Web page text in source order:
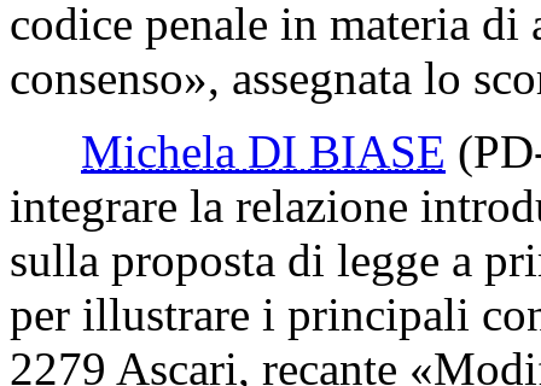
codice penale in materia di
consenso», assegnata lo
Michela DI BIASE
integrare la relazione
sulla proposta di legge a
per illustrare i principali
2279 Ascari, recante